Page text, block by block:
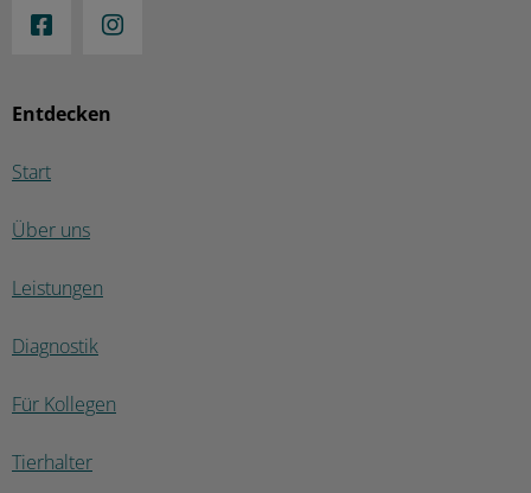
Entdecken
Start
Über uns
Leistungen
Diagnostik
Für Kollegen
Tierhalter